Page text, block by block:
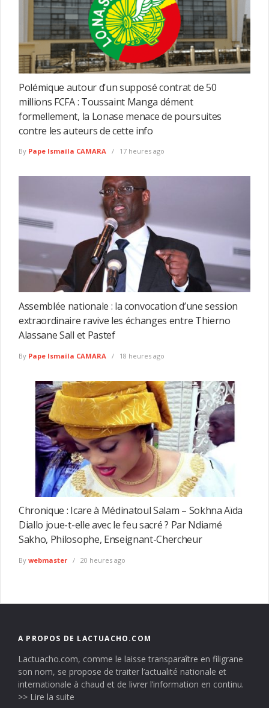
Polémique autour d’un supposé contrat de 50
millions FCFA : Toussaint Manga dément
formellement, la Lonase menace de poursuites
contre les auteurs de cette info
By Pape Ismaïla CAMARA 17 heures ago
Assemblée nationale : la convocation d’une session
extraordinaire ravive les échanges entre Thierno
Alassane Sall et Pastef
By Pape Ismaïla CAMARA 18 heures ago
Chronique : Icare à Médinatoul Salam – Sokhna Aïda
Diallo joue-t-elle avec le feu sacré ? Par Ndiamé
Sakho, Philosophe, Enseignant-Chercheur
By webmaster 20 heures ago
A PROPOS DE LACTUACHO.COM
Lactuacho.com, comme le laisse transparaître en filigrane
son nom, se propose de traiter l’actualité nationale et
internationale à chaud et de livrer l’information en continu.
>> Lire la suite